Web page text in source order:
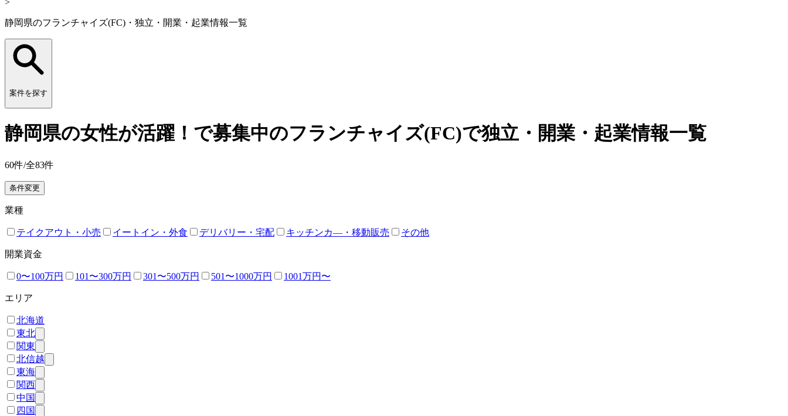
>
静岡県のフランチャイズ(FC)・独立・開業・起業情報一覧
案件を探す
静岡県の女性が活躍！で募集中のフランチャイズ(FC)で独立・開業・起業情報一覧
60件/全83件
条件変更
業種
テイクアウト・小売 イートイン・外食 デリバリー・宅配 キッチンカ―・移動販売 その他
開業資金
0〜100万円 101〜300万円 301〜500万円 501〜1000万円 1001万円〜
エリア
北海道
東北
関東
北信越
東海
関西
中国
四国